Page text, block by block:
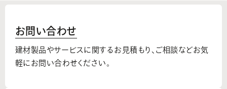
お問い合わせ
建材製品やサービスに関するお見積もり、 ご相談などお気
軽にお問い合わせください。